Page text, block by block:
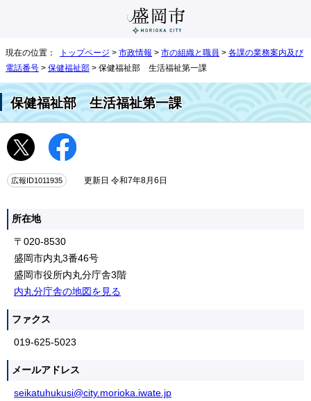
現在の位置： トップページ > 市政情報 > 市の組織と職員 > 各課の業務案内及び
電話番号 > 保健福祉部 > 保健福祉部 生活福祉第一課
保健福祉部 生活福祉第一課
広報ID1011935 更新日 令和7年8月6日
所在地
〒020-8530
盛岡市内丸3番46号
盛岡市役所内丸分庁舎3階
内丸分庁舎の地図を見る
ファクス
019-625-5023
メールアドレス
seikatuhukusi@city.morioka.iwate.jp